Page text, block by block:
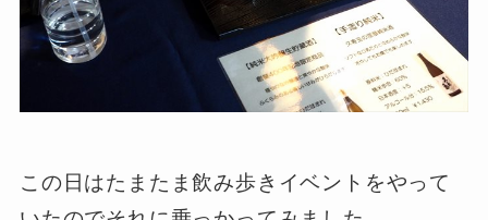
この日はたまたま飲み歩きイベントをやって